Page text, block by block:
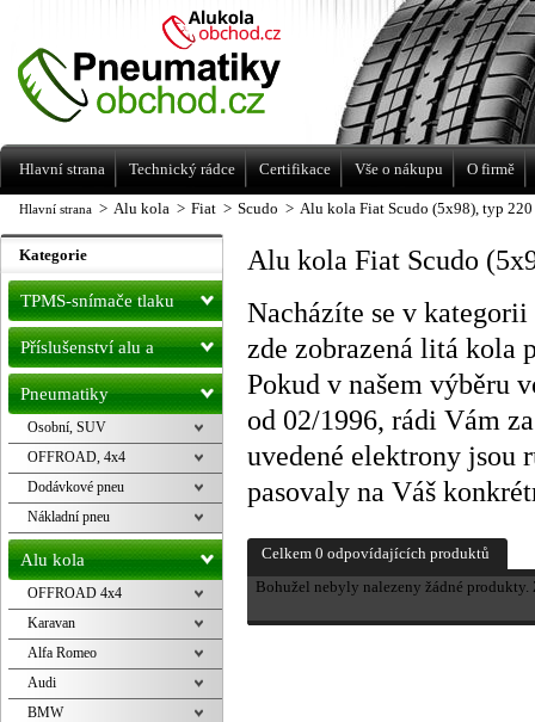
Hlavní strana > Alu kola > Fiat > Scudo > Alu kola Fiat Scudo (5x98), typ
Alu kola Fiat Scudo
Nacházíte se v
zde zobrazená litá kola
Pokud v našem výběru
od 02/1996, rádi Vám
uvedené elektrony jsou
pasovaly na Váš
Celkem 0 odpovídajících produktů
Bohužel nebyly nalezeny žádné
Kategorie
TPMS-snímače tlaku
Příslušenství alu a
pneu
Pneumatiky
Osobní, SUV
OFFROAD, 4x4
Dodávkové pneu
Nákladní pneu
Alu kola
OFFROAD 4x4
Karavan
Alfa Romeo
Audi
BMW
Levné pneumatiky letní, zimní, Alu kola
a litá kola Racing Line
Hlavní strana Technický rádce Certifikace Vše o nákupu O firmě